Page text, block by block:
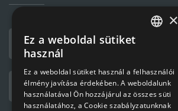
×
Ez a weboldal sütiket
használ
Ez a weboldal sütiket használ a felhasználói
élmény javítása érdekében. A weboldalunk
használatával Ön hozzájárul az összes süti
használatához, a Cookie szabályzatunknak